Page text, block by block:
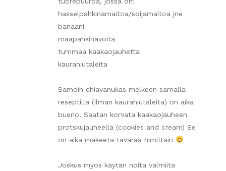
hasselpähkinämaitoa/soijamaitoa jne
banaani
maapähkinävoita
tummaa kaakaojauhetta
kaurahiutaleita
Samoin chiavanukas melkeen samalla
reseptillä (ilman kaurahiutaleita) on aika
bueno. Saatan korvata kaakaojauheen
protskujauheella (cookies and cream) Se
on aika makeeta tavaraa nimittäin
Joskus myös käytän noita valmiita